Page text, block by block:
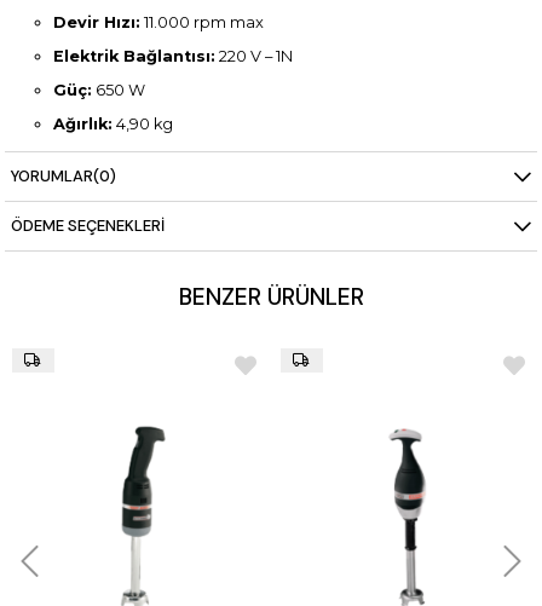
Devir Hızı: 11.000 rpm max
Elektrik Bağlantısı: 220 V – 1N
Güç: 650 W
Ağırlık: 4,90 kg
Boyutlar (mm):146 × 120 × 790
YORUMLAR(0)
ÖDEME SEÇENEKLERI
BENZER ÜRÜNLER